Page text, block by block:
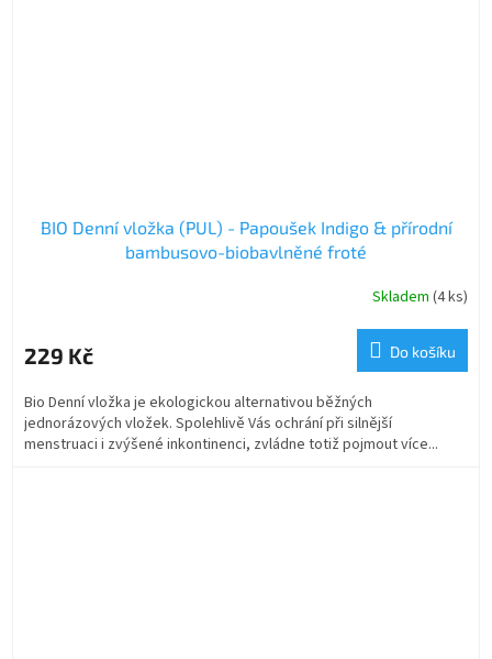
BIO Denní vložka (PUL) - Papoušek Indigo & přírodní
bambusovo-biobavlněné froté
Skladem (4 ks)
229 Kč Do košíku
Bio Denní vložka je ekologickou alternativou běžných
jednorázových vložek. Spolehlivě Vás ochrání při silnější
menstruaci i zvýšené inkontinenci, zvládne totiž pojmout více...